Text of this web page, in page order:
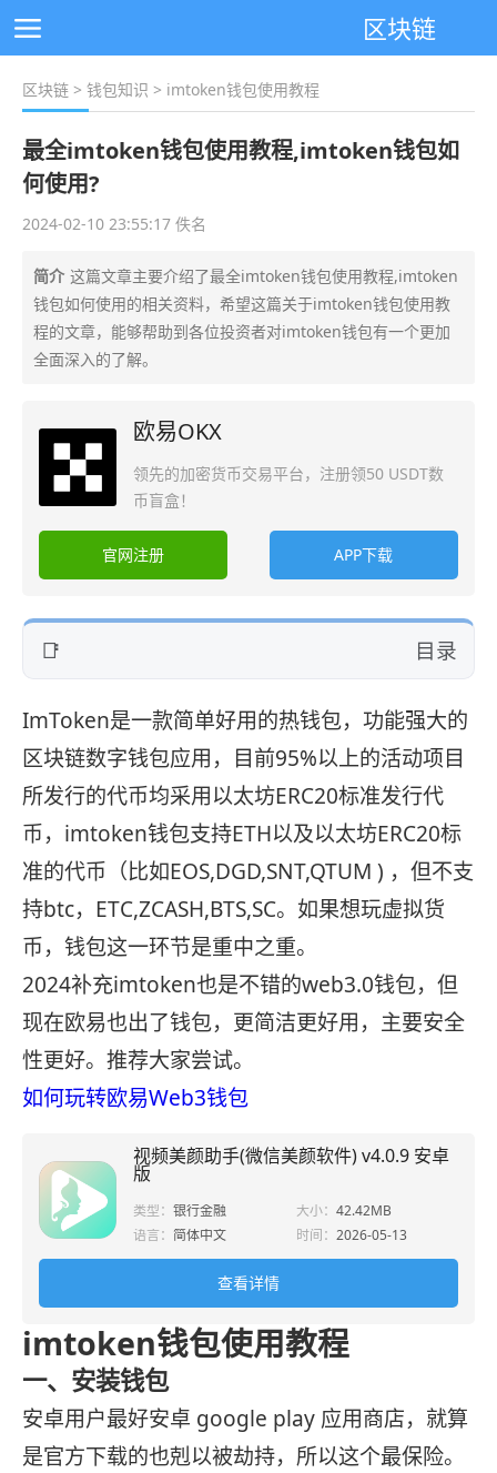
区块链
区块链 > 钱包知识 > imtoken钱包使用教程
最全imtoken钱包使用教程,imtoken钱包如
何使用?
2024-02-10 23:55:17 佚名
简介 这篇文章主要介绍了最全imtoken钱包使用教程,imtoken
钱包如何使用的相关资料，希望这篇关于imtoken钱包使用教
程的文章，能够帮助到各位投资者对imtoken钱包有一个更加
全面深入的了解。
欧易OKX
领先的加密货币交易平台，注册领50 USDT数
币盲盒！
官网注册 APP下载
目录
ImToken是一款简单好用的热钱包，功能强大的
区块链数字钱包应用，目前95%以上的活动项目
所发行的代币均采用以太坊ERC20标准发行代
币，imtoken钱包支持ETH以及以太坊ERC20标
准的代币（比如EOS,DGD,SNT,QTUM ) ，但不支
持btc，ETC,ZCASH,BTS,SC。如果想玩虚拟货
币，钱包这一环节是重中之重。
2024补充imtoken也是不错的web3.0钱包，但
现在欧易也出了钱包，更简洁更好用，主要安全
性更好。推荐大家尝试。
如何玩转欧易Web3钱包
视频美颜助手(微信美颜软件) v4.0.9 安卓
版
类型： 银行金融 大小： 42.42MB
语言： 简体中文 时间： 2026-05-13
查看详情
imtoken钱包使用教程
一、安装钱包
安卓用户最好安卓 google play 应用商店，就算
是官方下载的也剋以被劫持，所以这个最保险。